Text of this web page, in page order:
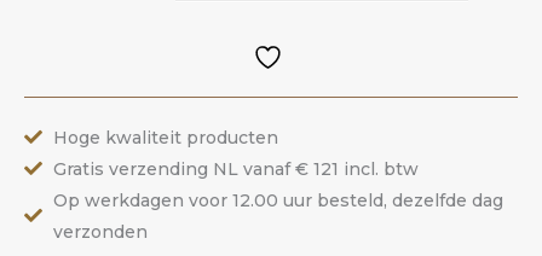
Hoge kwaliteit producten
Gratis verzending NL vanaf € 121 incl. btw
Op werkdagen voor 12.00 uur besteld, dezelfde dag
verzonden